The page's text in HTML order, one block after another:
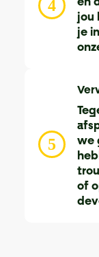
4
jou
je
5
we
of